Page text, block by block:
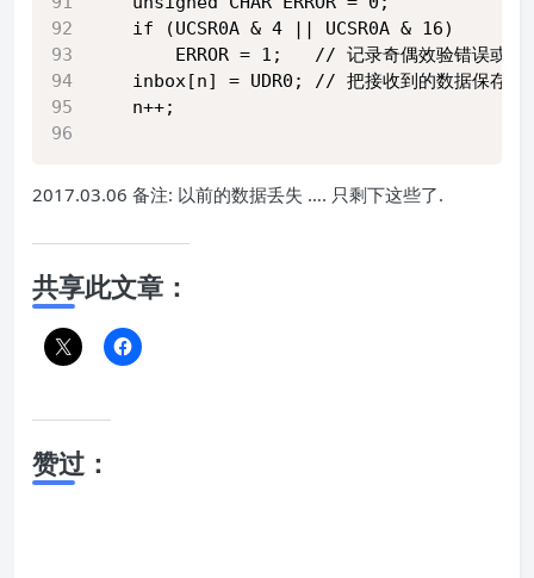
    if (UCSR0A & 4 || UCSR0A & 16)
ERROR = 1;   // 记录奇偶效验错误或者
inbox[n] = UDR0; // 把接收到的数据保存到
    n++;
2017.03.06 备注: 以前的数据丢失 …. 只剩下这些了.
共享此文章：
赞过：